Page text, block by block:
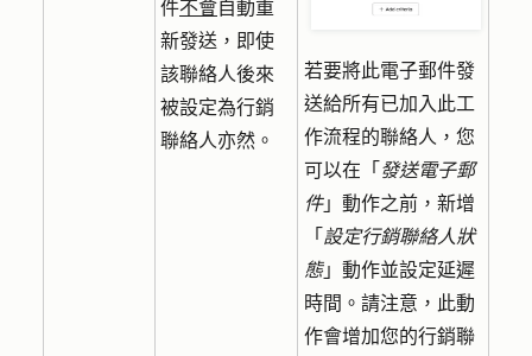
件不會自動重
新發送，即使
該聯絡人後來
被設定為行銷
聯絡人亦然。
若要將此電子郵件發
送給所有已加入此工
作流程的聯絡人，您
可以在「 發送電子郵
件」動作之前，新增
「 設定行銷聯絡人狀
態」動作並設定延遲
時間。請注意，此動
作會增加您的行銷聯